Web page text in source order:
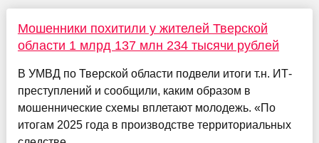
Мошенники похитили у жителей Тверской
области 1 млрд 137 млн 234 тысячи рублей
В УМВД по Тверской области подвели итоги т.н. ИТ-
преступлений и сообщили, каким образом в
мошеннические схемы вплетают молодежь. «По
итогам 2025 года в производстве территориальных